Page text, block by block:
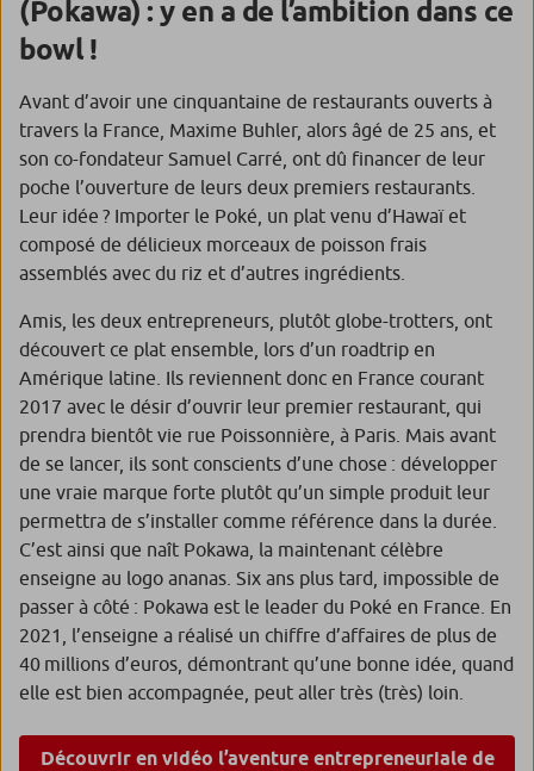
(Pokawa) : y en a de l’ambition dans ce
bowl !
Avant d’avoir une cinquantaine de restaurants ouverts à
travers la France, Maxime Buhler, alors âgé de 25 ans, et
son co-fondateur Samuel Carré, ont dû financer de leur
poche l’ouverture de leurs deux premiers restaurants.
Leur idée ? Importer le Poké, un plat venu d’Hawaï et
composé de délicieux morceaux de poisson frais
assemblés avec du riz et d’autres ingrédients.
Amis, les deux entrepreneurs, plutôt globe-trotters, ont
découvert ce plat ensemble, lors d’un roadtrip en
Amérique latine. Ils reviennent donc en France courant
2017 avec le désir d’ouvrir leur premier restaurant, qui
prendra bientôt vie rue Poissonnière, à Paris. Mais avant
de se lancer, ils sont conscients d’une chose : développer
une vraie marque forte plutôt qu’un simple produit leur
permettra de s’installer comme référence dans la durée.
C’est ainsi que naît Pokawa, la maintenant célèbre
enseigne au logo ananas. Six ans plus tard, impossible de
passer à côté : Pokawa est le leader du Poké en France. En
2021, l’enseigne a réalisé un chiffre d’affaires de plus de
40 millions d’euros, démontrant qu’une bonne idée, quand
elle est bien accompagnée, peut aller très (très) loin.
Découvrir en vidéo l’aventure entrepreneuriale de